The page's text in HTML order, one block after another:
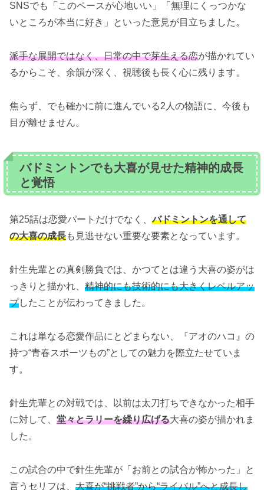
SNSでも「このペースが心地いい」「無理にくっつかな
いところが本当に好き」といった意見が目立ちました。
派手な展開ではなく、日常の中で芽生える恋が描かれてい
るからこそ、余韻が深く、視聴後も長く心に残ります。
焦らず、でも確かに前に進んでいる2人の物語に、今後も
目が離せません。
バドミントンでも大喜が見せた精神的成長
と覚悟
第25話は恋愛パートだけでなく、バドミントンを通して
の大喜の成長も見逃せない重要な要素となっています。
針生先輩との真剣勝負では、かつてとは違う大喜の姿がは
っきりと描かれ、 精神的にも技術的にも大きくレベルアッ
プしたことが伝わってきました。
これは単なる恋愛作品にとどまらない、『アオのハコ』の
持つ“青春スポーツもの”としての魅力を際立たせていま
す。
針生先輩との対戦では、以前は太刀打ちできなかった相手
に対して、 堂々とラリーを繰り広げる大喜の姿が描かれま
した。
この試合の中で針生先輩が「お前との試合が怖かった」と
言うセリフは、 大喜が“挑戦者”から“ライバル”へと成長し